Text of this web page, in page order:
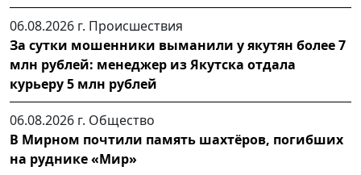
06.08.2026 г. Происшествия
За сутки мошенники выманили у якутян более 7
млн рублей: менеджер из Якутска отдала
курьеру 5 млн рублей
06.08.2026 г. Общество
В Мирном почтили память шахтёров, погибших
на руднике «Мир»